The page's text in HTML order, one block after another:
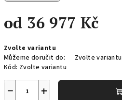
od 36 977 Kč
cena:
Zvolte variantu
Můžeme doručit do:
Zvolte variantu
Kód: Zvolte variantu
+
−